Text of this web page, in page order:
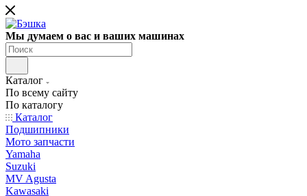
Мы думаем о вас и ваших машинах
Каталог
По всему сайту
По каталогу
Каталог
Подшипники
Мото запчасти
Yamaha
Suzuki
MV Agusta
Kawasaki